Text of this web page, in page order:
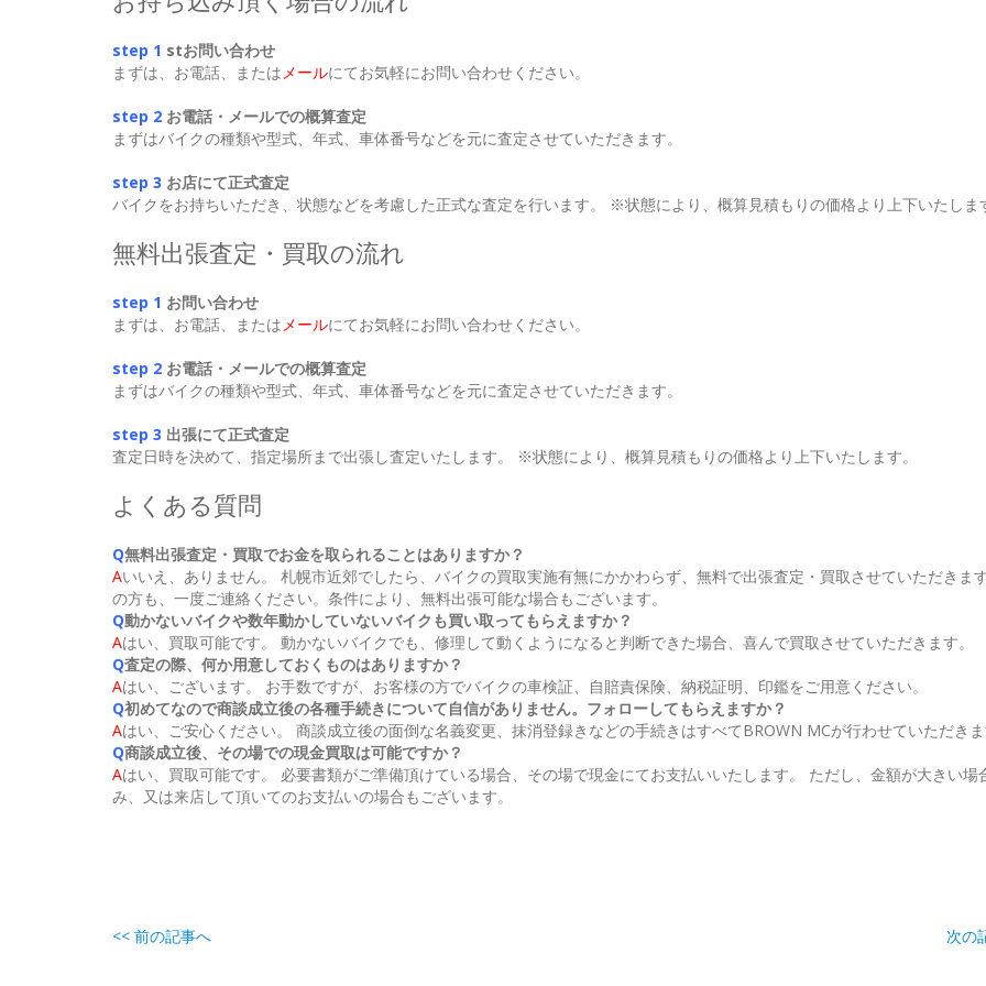
step 1 stお問い合わせ
まずは、お電話、またはメールにてお気軽にお問い合わせください。
step 2 お電話・メールでの概算査定
まずはバイクの種類や型式、年式、車体番号などを元に査定させていただきます。
step 3 お店にて正式査定
バイクをお持ちいただき、状態などを考慮した正式な査定を行います。 ※状態により、概算見積もりの価格より上下いたしま
無料出張査定・買取の流れ
step 1 お問い合わせ
まずは、お電話、またはメールにてお気軽にお問い合わせください。
step 2 お電話・メールでの概算査定
まずはバイクの種類や型式、年式、車体番号などを元に査定させていただきます。
step 3 出張にて正式査定
査定日時を決めて、指定場所まで出張し査定いたします。 ※状態により、概算見積もりの価格より上下いたします。
よくある質問
Q無料出張査定・買取でお金を取られることはありますか？
Aいいえ、ありません。 札幌市近郊でしたら、バイクの買取実施有無にかかわらず、無料で出張査定・買取させていただきま
の方も、一度ご連絡ください。条件により、無料出張可能な場合もございます。
Q動かないバイクや数年動かしていないバイクも買い取ってもらえますか？
Aはい、買取可能です。 動かないバイクでも、修理して動くようになると判断できた場合、喜んで買取させていただきます。
Q査定の際、何か用意しておくものはありますか？
Aはい、ございます。 お手数ですが、お客様の方でバイクの車検証、自賠責保険、納税証明、印鑑をご用意ください。
Q初めてなので商談成立後の各種手続きについて自信がありません。フォローしてもらえますか？
Aはい、ご安心ください。 商談成立後の面倒な名義変更、抹消登録きなどの手続きはすべてBROWN MCが行わせていただき
Q商談成立後、その場での現金買取は可能ですか？
Aはい、買取可能です。 必要書類がご準備頂けている場合、その場で現金にてお支払いいたします。 ただし、金額が大きい場
み、又は来店して頂いてのお支払いの場合もございます。
<< 前の記事へ 次の